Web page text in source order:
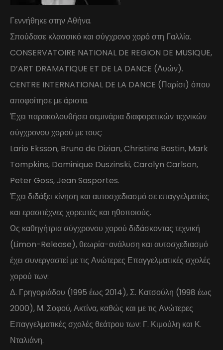
Γεννήθηκε στην Αθήνα.
Σπούδασε κλασσικό και σύγχρονο χορό στη Γαλλία.
CONSERVATOIRE NATIONAL DE REGION DE MUSIQUE,
D’ART DRAMATIQUE ET DE LA DANCE (Λυών).
CENTRE INTERNATIONAL DE LA DANCE (Παρίσι) όπου
αποφοίτησε με άριστα.
Έχει παρακολουθήσει σεμινάρια διαφορετικών τεχνικών
σύγχρονου χορού με τους:
Lario Eksson, Bruno de Dizian, Christine Bastin, Mark
Tompkins, Dominique Duszinski, Carolyn Carlson,
Peter Goss, Jean Sasportes.
Έχει διδάξει κίνηση και αυτοσχεδιασμό σε επαγγελματίες
και ερασιτέχνες χορευτές και ηθοποιούς.
Ως καθηγήτρια σύγχρονου χορού διδάσκοντας τεχνική
(Limon-Release), θεωρία-ανάλυση και αυτοσχεδιασμό
έχει συνεργαστεί με τις Ανώτερες Επαγγελματικές σχολές
χορού των:
Δ. Γρηγοριάδου (1995 έως 2014), Σ. Κατσούλη (1998 έως
2000), Μ. Σοφού, Ακτίνα, καθώς και με τις Ανώτερες
Επαγγελματικές σχολές θεάτρου των: Γ. Κιμούλη και Κ.
Νταλιάνη.